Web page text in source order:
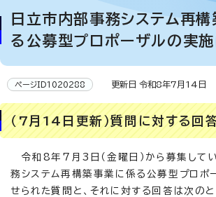
日立市内部事務システム再
る公募型プロポーザルの実
ページID1020288 更新日 令和8年7月14日
（7月14日更新）質問に対する回
令和8年7月3日（金曜日）から募集して
務システム再構築事業に係る公募型プロポ
せられた質問と、それに対する回答は次のと